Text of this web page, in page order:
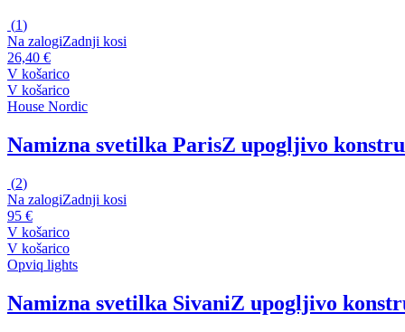
(1)
Na zalogiZadnji kosi
26,40 €
V košarico
V košarico
House Nordic
Namizna svetilka ParisZ upogljivo
(2)
Na zalogiZadnji kosi
95 €
V košarico
V košarico
Opviq lights
Namizna svetilka SivaniZ upogljivo